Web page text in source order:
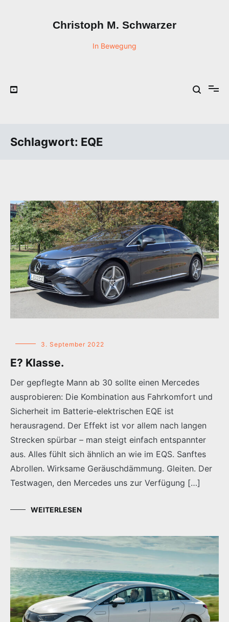
Christoph M. Schwarzer
In Bewegung
Schlagwort: EQE
3. September 2022
E? Klasse.
Der gepflegte Mann ab 30 sollte einen Mercedes
ausprobieren: Die Kombination aus Fahrkomfort und
Sicherheit im Batterie-elektrischen EQE ist
herausragend. Der Effekt ist vor allem nach langen
Strecken spürbar – man steigt einfach entspannter
aus. Alles fühlt sich ähnlich an wie im EQS. Sanftes
Abrollen. Wirksame Geräuschdämmung. Gleiten. Der
Testwagen, den Mercedes uns zur Verfügung […]
WEITERLESEN